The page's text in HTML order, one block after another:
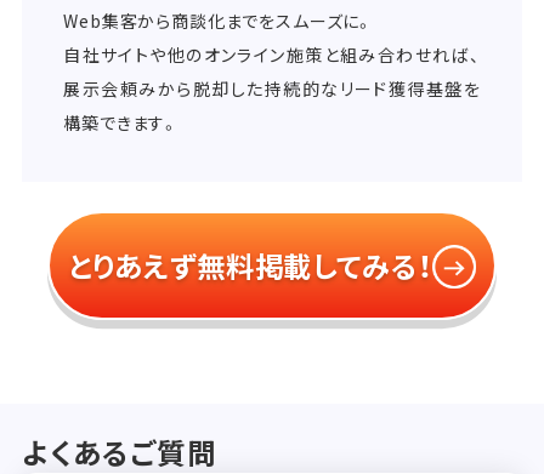
Web集客から商談化までをスムーズに。
自社サイトや他のオンライン施策と組み合わせれば、
展示会頼みから脱却した持続的なリード獲得基盤を
構築できます。
とりあえず無料掲載してみる！
よくあるご質問